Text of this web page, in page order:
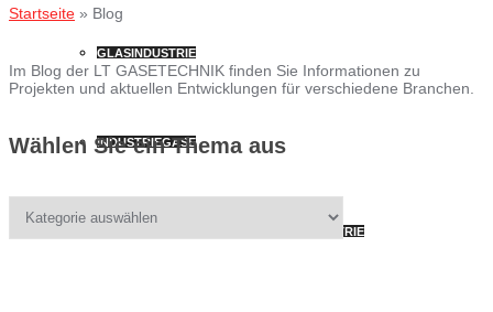
GLASINDUSTRIE
INDUSTRIEGASE
LEBENSMITTEL- UND GETRÄNKE-INDUSTRIE
Startseite » Blog
Im Blog der LT GASETECHNIK finden Sie Informationen zu
Projekten und aktuellen Entwicklungen für verschiedene Branchen.
Wählen Sie ein Thema aus
Sie